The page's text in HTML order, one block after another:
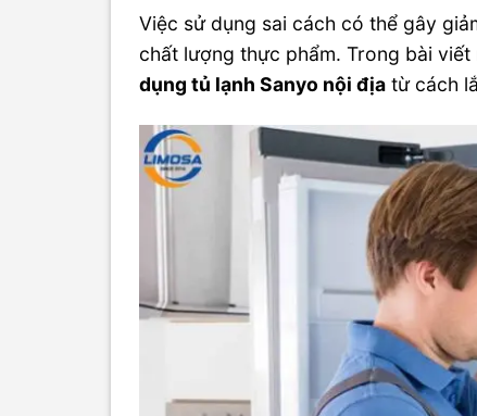
Việc sử dụng sai cách có thể gây
chất lượng thực phẩm. Trong bài
dụng tủ lạnh Sanyo nội địa từ cách